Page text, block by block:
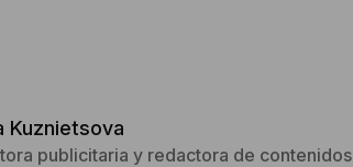
Kuznietsova
publicitaria y redactora de contenidos